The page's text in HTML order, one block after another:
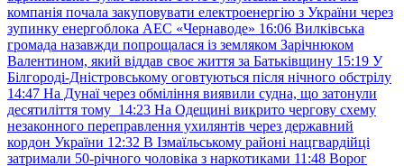
компанія почала закуповувати електроенергію з України через
зупинку енергоблока АЕС «Чернаводе» 16:06 Вилківська
громада назавжди попрощалася із земляком Зарічнюком
Валентином, який віддав своє життя за Батьківщину 15:19 У
Білгороді-Дністровському оговтуються після нічного обстрілу
14:47 На Дунаї через обміління виявили судна, що затонули
десятиліття тому 14:23 На Одещині викрито чергову схему
незаконного переправлення ухилянтів через державний
кордон України 12:32 В Ізмаїльському районі нацгвардійці
затримали 50-річного чоловіка з наркотиками 11:48 Ворог